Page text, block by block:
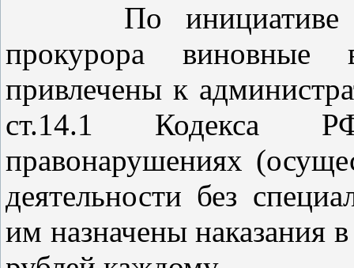
По инициативе
прокурора
привлечены к
ст.14.1 Кодекса
правонарушениях
деятельности без
им назначены наказания